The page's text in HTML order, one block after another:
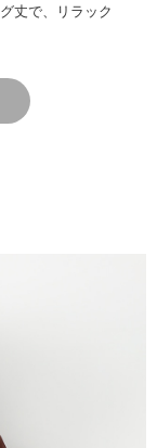
丈で、リラック